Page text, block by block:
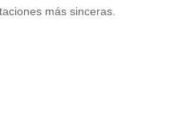
más sinceras.